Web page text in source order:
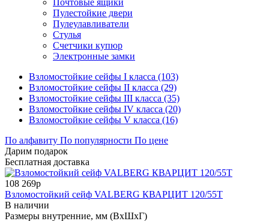
Пулестойкие двери
Пулеулавливатели
Стулья
Счетчики купюр
Электронные замки
Взломостойкие сейфы I класса (103)
Взломостойкие сейфы II класса (29)
Взломостойкие сейфы III класса (35)
Взломостойкие сейфы IV класса (20)
Взломостойкие сейфы V класса (16)
По алфавиту По популярности По цене
Дарим подарок
Бесплатная доставка
108 269р
Взломостойкий сейф VALBERG КВАРЦИТ 120/55T
В наличии
Размеры внутренние, мм (ВхШхГ)